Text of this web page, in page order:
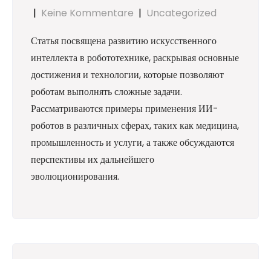
| Keine Kommentare | Uncategorized
Статья посвящена развитию искусственного
интеллекта в робототехнике, раскрывая основные
достижения и технологии, которые позволяют
роботам выполнять сложные задачи.
Рассматриваются примеры применения ИИ-
роботов в различных сферах, таких как медицина,
промышленность и услуги, а также обсуждаются
перспективы их дальнейшего
эволюционирования.